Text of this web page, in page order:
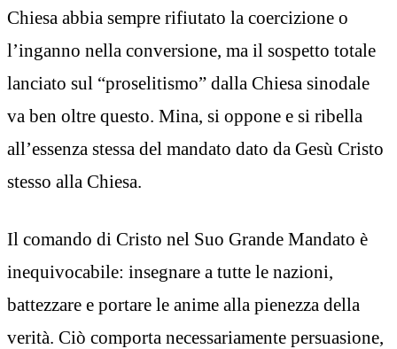
Chiesa abbia sempre rifiutato la coercizione o
l’inganno nella conversione, ma il sospetto totale
lanciato sul “proselitismo” dalla Chiesa sinodale
va ben oltre questo. Mina, si oppone e si ribella
all’essenza stessa del mandato dato da Gesù Cristo
stesso alla Chiesa.
Il comando di Cristo nel Suo Grande Mandato è
inequivocabile: insegnare a tutte le nazioni,
battezzare e portare le anime alla pienezza della
verità. Ciò comporta necessariamente persuasione,